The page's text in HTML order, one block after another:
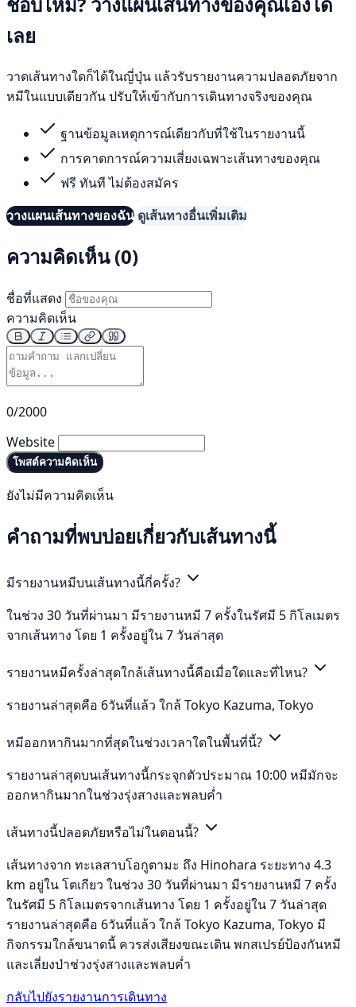
เลย
วาดเส้นทางใดก็ได้ในญี่ปุ่น แล้วรับรายงานความปลอดภัยจาก
หมีในแบบเดียวกัน ปรับให้เข้ากับการเดินทางจริงของคุณ
ฐานข้อมูลเหตุการณ์เดียวกับที่ใช้ในรายงานนี้
การคาดการณ์ความเสี่ยงเฉพาะเส้นทางของคุณ
ฟรี ทันที ไม่ต้องสมัคร
วางแผนเส้นทางของฉัน ดูเส้นทางอื่นเพิ่มเติม
ความคิดเห็น (0)
ชื่อที่แสดง
ความคิดเห็น
0/2000
Website
โพสต์ความคิดเห็น
ยังไม่มีความคิดเห็น
คำถามที่พบบ่อยเกี่ยวกับเส้นทางนี้
มีรายงานหมีบนเส้นทางนี้กี่ครั้ง?
ในช่วง 30 วันที่ผ่านมา มีรายงานหมี 7 ครั้งในรัศมี 5 กิโลเมตร
จากเส้นทาง โดย 1 ครั้งอยู่ใน 7 วันล่าสุด
รายงานหมีครั้งล่าสุดใกล้เส้นทางนี้คือเมื่อใดและที่ไหน?
รายงานล่าสุดคือ 6วันที่แล้ว ใกล้ Tokyo Kazuma, Tokyo
หมีออกหากินมากที่สุดในช่วงเวลาใดในพื้นที่นี้?
รายงานล่าสุดบนเส้นทางนี้กระจุกตัวประมาณ 10:00 หมีมักจะ
ออกหากินมากในช่วงรุ่งสางและพลบค่ำ
เส้นทางนี้ปลอดภัยหรือไม่ในตอนนี้?
เส้นทางจาก ทะเลสาบโอกูตามะ ถึง Hinohara ระยะทาง 4.3
km อยู่ใน โตเกียว ในช่วง 30 วันที่ผ่านมา มีรายงานหมี 7 ครั้ง
ในรัศมี 5 กิโลเมตรจากเส้นทาง โดย 1 ครั้งอยู่ใน 7 วันล่าสุด
รายงานล่าสุดคือ 6วันที่แล้ว ใกล้ Tokyo Kazuma, Tokyo มี
กิจกรรมใกล้ขนาดนี้ ควรส่งเสียงขณะเดิน พกสเปรย์ป้องกันหมี
และเลี่ยงป่าช่วงรุ่งสางและพลบค่ำ
กลับไปยังรายงานการเดินทาง